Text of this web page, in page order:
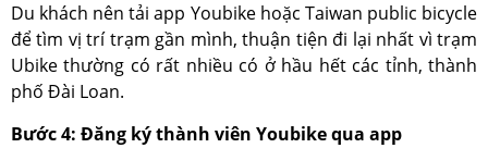
Du khách nên tải app Youbike hoặc Taiwan public bicycle
để tìm vị trí trạm gần mình, thuận tiện đi lại nhất vì trạm
Ubike thường có rất nhiều có ở hầu hết các tỉnh, thành
phố Đài Loan.
Bước 4: Đăng ký thành viên Youbike qua app